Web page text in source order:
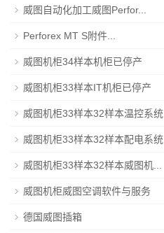
威图自动化加工威图Perfor...
Perforex MT S附件...
威图机柜34样本机柜已停产
威图机柜33样本IT机柜已停产
威图机柜33样本32样本温控系统
威图机柜33样本32样本配电系统
威图机柜33样本32样本威图机...
威图机柜威图空调软件与服务
德国威图插箱